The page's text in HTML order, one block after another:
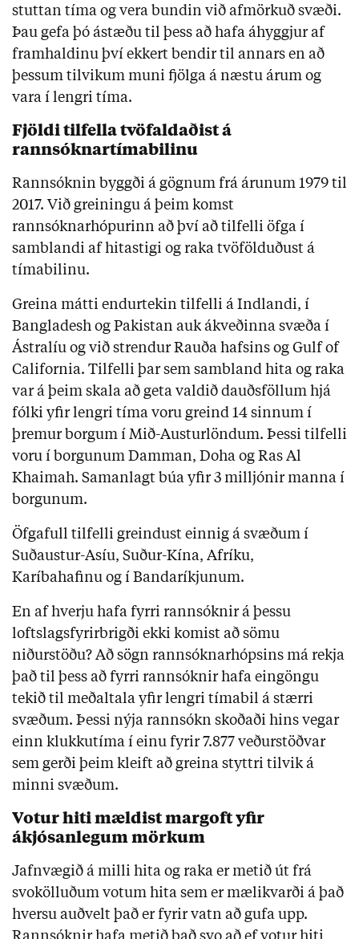
stuttan tíma og vera bundin við afmörkuð svæði.
Þau gefa þó ástæðu til þess að hafa áhyggjur af
framhaldinu því ekkert bendir til annars en að
þessum tilvikum muni fjölga á næstu árum og
vara í lengri tíma.
Fjöldi tilfella tvöfaldaðist á
rannsóknartímabilinu
Rannsóknin byggði á gögnum frá árunum 1979 til
2017. Við greiningu á þeim komst
rannsóknarhópurinn að því að tilfelli öfga í
samblandi af hitastigi og raka tvöfölduðust á
tímabilinu.
Greina mátti endurtekin tilfelli á Indlandi, í
Bangladesh og Pakistan auk ákveðinna svæða í
Ástralíu og við strendur Rauða hafsins og Gulf of
California. Tilfelli þar sem sambland hita og raka
var á þeim skala að geta valdið dauðsföllum hjá
fólki yfir lengri tíma voru greind 14 sinnum í
þremur borgum í Mið-Austurlöndum. Þessi tilfelli
voru í borgunum Damman, Doha og Ras Al
Khaimah. Samanlagt búa yfir 3 milljónir manna í
borgunum.
Öfgafull tilfelli greindust einnig á svæðum í
Suðaustur-Asíu, Suður-Kína, Afríku,
Karíbahafinu og í Bandaríkjunum.
En af hverju hafa fyrri rannsóknir á þessu
loftslagsfyrirbrigði ekki komist að sömu
niðurstöðu? Að sögn rannsóknarhópsins má rekja
það til þess að fyrri rannsóknir hafa eingöngu
tekið til meðaltala yfir lengri tímabil á stærri
svæðum. Þessi nýja rannsókn skoðaði hins vegar
einn klukkutíma í einu fyrir 7.877 veðurstöðvar
sem gerði þeim kleift að greina styttri tilvik á
minni svæðum.
Votur hiti mældist margoft yfir
ákjósanlegum mörkum
Jafnvægið á milli hita og raka er metið út frá
svokölluðum votum hita sem er mælikvarði á það
hversu auðvelt það er fyrir vatn að gufa upp.